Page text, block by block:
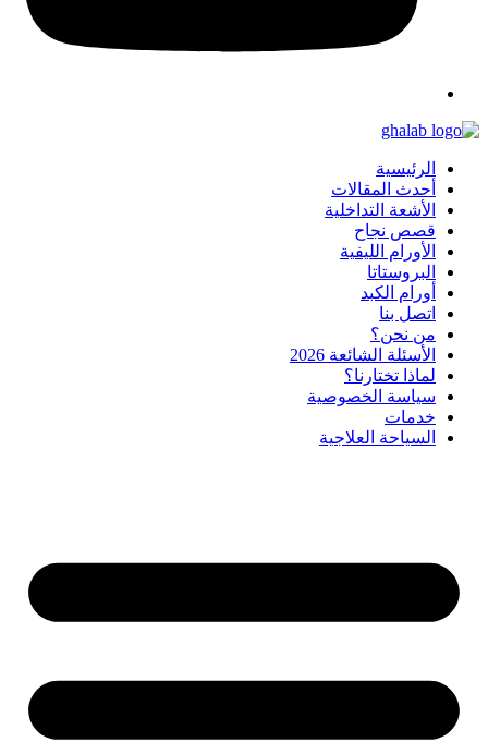
الرئيسية
أحدث المقالات
الأشعة التداخلية
قصص نجاح
الأورام الليفية
البروستاتا
أورام الكبد
اتصل بنا
من نحن؟
الأسئلة الشائعة 2026
لماذا تختارنا؟
سياسة الخصوصية
خدمات
السياحة العلاجية